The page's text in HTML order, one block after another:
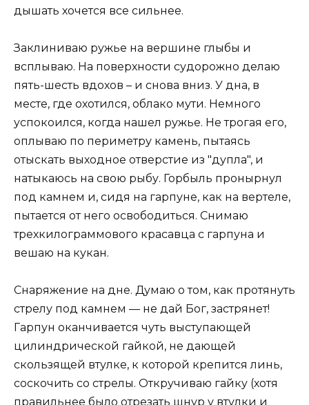
дышать хочется все сильнее.
Заклиниваю ружье на вершине глыбы и
всплываю. На поверхности судорожно делаю
пять-шесть вдохов – и снова вниз. У дна, в
месте, где охотился, облако мути. Немного
успокоился, когда нашел ружье. Не трогая его,
оплываю по периметру камень, пытаясь
отыскать выходное отверстие из "дупла", и
натыкаюсь на свою рыбу. Горбыль пронырнул
под камнем и, сидя на гарпуне, как на вертеле,
пытается от него освободиться. Снимаю
трехкилограммового красавца с гарпуна и
вешаю на кукан.
Снаряжение на дне. Думаю о том, как протянуть
стрелу под камнем — не дай Бог, застрянет!
Гарпун оканчивается чуть выступающей
цилиндрической гайкой, не дающей
скользящей втулке, к которой крепится линь,
соскочить со стрелы. Откручиваю гайку (хотя
правильнее было отрезать шнур у втулки и